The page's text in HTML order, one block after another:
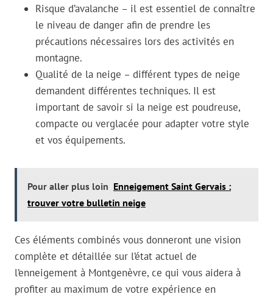
Risque d’avalanche – il est essentiel de connaître
le niveau de danger afin de prendre les
précautions nécessaires lors des activités en
montagne.
Qualité de la neige – différent types de neige
demandent différentes techniques. Il est
important de savoir si la neige est poudreuse,
compacte ou verglacée pour adapter votre style
et vos équipements.
Pour aller plus loin Enneigement Saint Gervais :
trouver votre bulletin neige
Ces éléments combinés vous donneront une vision
complète et détaillée sur l’état actuel de
l’enneigement à Montgenèvre, ce qui vous aidera à
profiter au maximum de votre expérience en